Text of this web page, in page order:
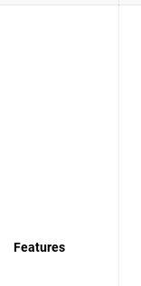
Features